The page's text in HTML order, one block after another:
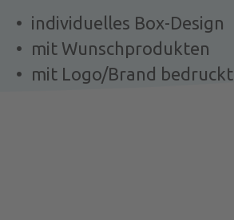
• individuelles Box-Design
• mit Wunschprodukten
• mit Logo/Brand bedruckt